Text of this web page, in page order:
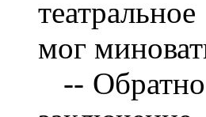
мог
-- Обратно